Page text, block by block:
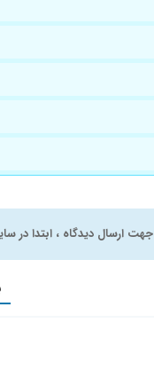
جهت ارسال دیدگاه ، ابتدا در